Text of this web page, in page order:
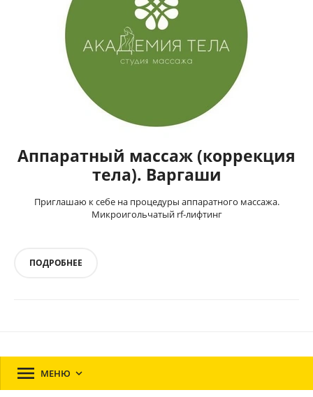
Аппаратный массаж (коррекция
тела). Варгаши
Приглашаю к себе на процедуры аппаратного массажа.
Микроигольчатый rf-лифтинг
ПОДРОБНЕЕ
 МЕНЮ 